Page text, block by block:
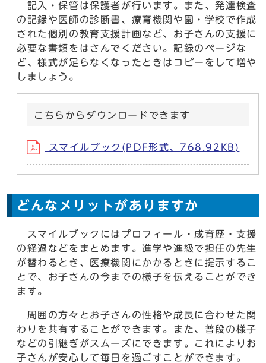
記入・保管は保護者が行います。また、発達検査
の記録や医師の診断書、療育機関や園・学校で作成
された個別の教育支援計画など、お子さんの支援に
必要な書類をはさんでください。記録のページな
ど、様式が足らなくなったときはコピーをして増や
しましょう。
こちらからダウンロードできます
スマイルブック(PDF形式、768.92KB)
どんなメリットがありますか
スマイルブックにはプロフィール・成育歴・支援
の経過などをまとめます。進学や進級で担任の先生
が替わるとき、医療機関にかかるときに提示するこ
とで、お子さんの今までの様子を伝えることができ
ます。
周囲の方々とお子さんの性格や成長に合わせた関
わりを共有することができます。また、普段の様子
などの引継ぎがスムーズにできます。これによりお
子さんが安心して毎日を過ごすことができます。